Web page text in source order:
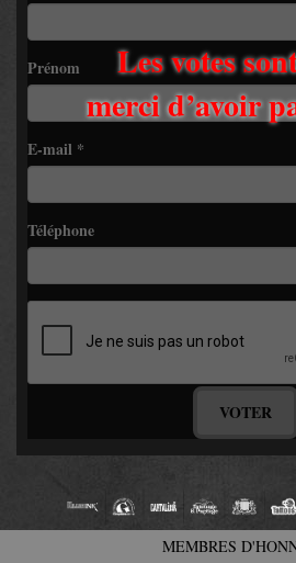
Prénom
E-mail *
Téléphone
VOTER
Les votes
merci d’avoir
MEMBRES